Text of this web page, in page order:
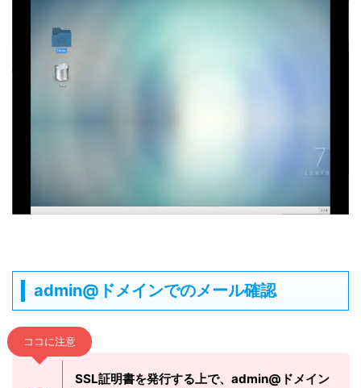
admin@ドメインでのメール確認
ココに注意
SSL証明書を発行する上で、admin@ドメイン